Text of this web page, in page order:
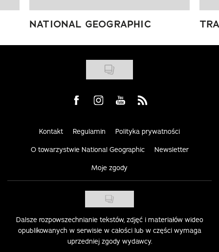
NATIONAL GEOGRAPHIC
Visit us on Facebook
Visit us on Instagram
Visit us on Youtube
Visit us on Rss
Kontakt Regulamin Polityka prywatności
O towarzystwie National Geographic Newsletter
Moje zgody
Dalsze rozpowszechnianie tekstów, zdjęć i materiałów wideo
opublikowanych w serwisie w całości lub w części wymaga
uprzedniej zgody wydawcy.